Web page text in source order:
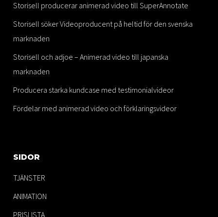
Storisell producerar animerad video till SuperAnnotate
Storisell söker Videoproducent på heltid för den svenska
marknaden
Storisell och adjoe – Animerad video till japanska
marknaden
Producera starka kundcase med testimonialvideor
Fördelar med animerad video och förklaringsvideor
SIDOR
TJÄNSTER
ANIMATION
PRISLISTA